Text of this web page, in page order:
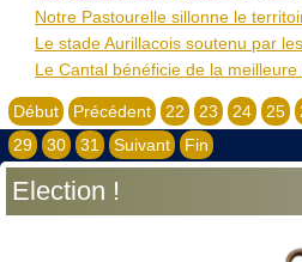
Notre Pastourelle sillonne le
Le stade Aurillacois soutenu par
Le Cantal bénéficie de la
Début Précédent 22 23 24 25
29
30 31 Suivant Fin
Election !